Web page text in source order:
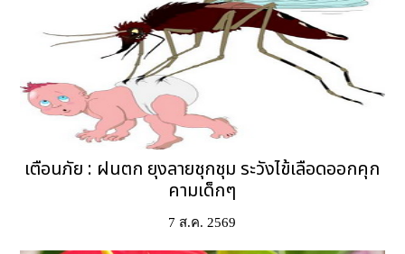
เตือนภัย : ฝนตก ยุงลายชุกชุม ระวังไข้เลือดออกคุก
คามเด็กๆ
7 ส.ค. 2569